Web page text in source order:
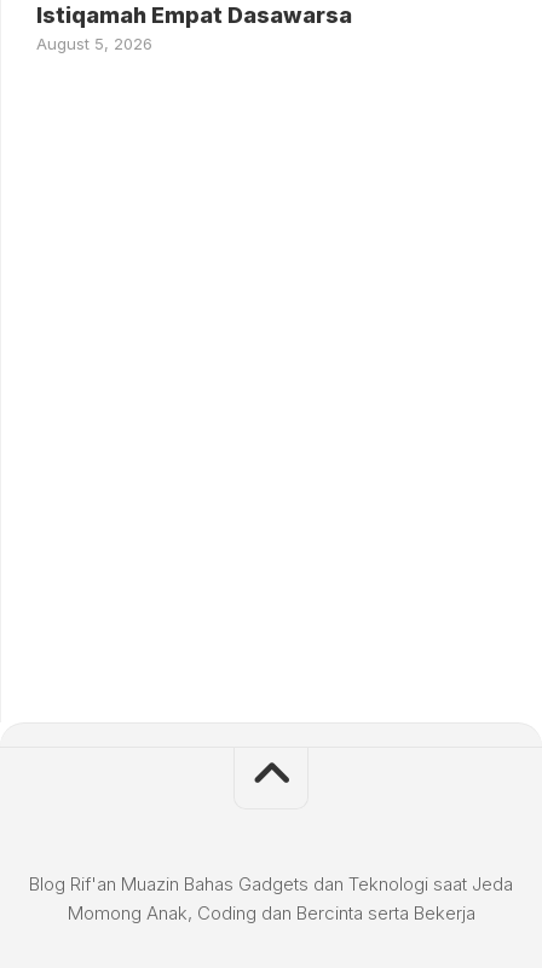
Istiqamah Empat Dasawarsa
August 5, 2026
Blog Rif'an Muazin Bahas Gadgets dan Teknologi saat Jeda
Momong Anak, Coding dan Bercinta serta Bekerja